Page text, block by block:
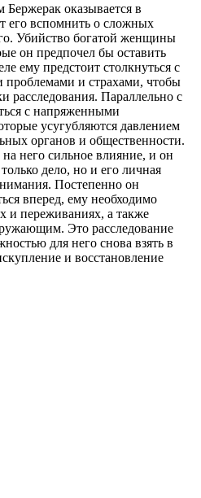
оказывается в
его вспомнить о сложных
Убийство богатой женщины
он предпочел бы оставить
ему предстоит столкнуться с
и страхами, чтобы
расследования. Параллельно с
с напряженными
усугубляются давлением
органов и общественности.
него сильное влияние, и он
дело, но и его личная
Постепенно он
вперед, ему необходимо
и переживаниях, а также
Это расследование
для него снова взять в
и восстановление